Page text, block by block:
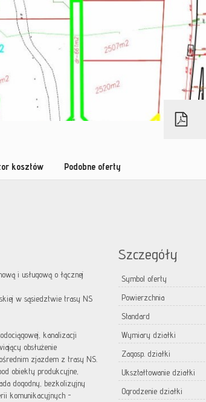
kosztów Podobne oferty
i usługową o łącznej
w sąsiedztwie trasy NS
kanalizacji
obsłużenie
zjazdem z trasy NS.
obiekty produkcyjne,
dogodny, bezkolizyjny
komunikacyjnych -
Szczegóły
Symbol oferty
Powierzchnia
Standard
Wymiary działki
Zagosp. działki
Ukształtowanie działki
Ogrodzenie działki